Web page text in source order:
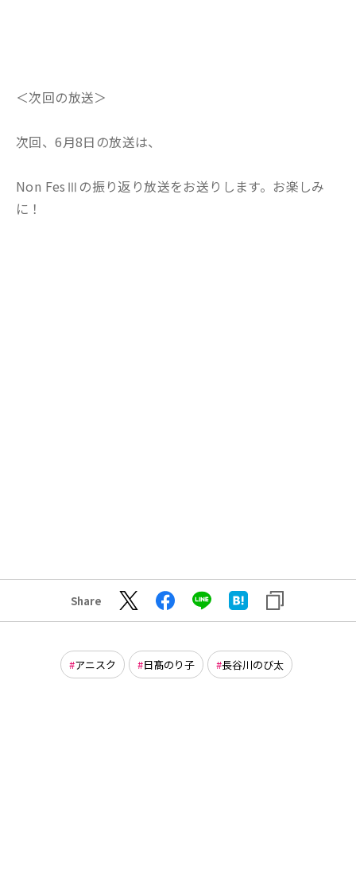
＜次回の放送＞
次回、6月8日の放送は、
Non FesⅢの振り返り放送をお送りします。お楽しみ
に！
Share
アニスク 日髙のり子 長谷川のび太